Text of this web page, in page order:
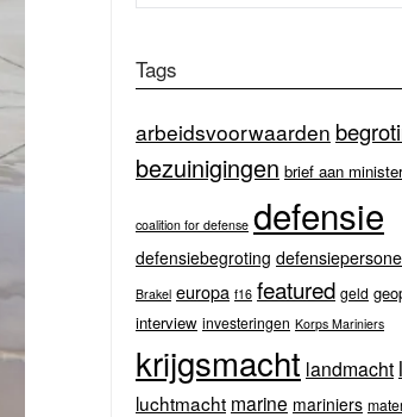
Tags
arbeidsvoorwaarden
bezuinigingen brief aan minister
coalition for defense defensie
defensiebegroting
Brakel europa f16 featured geld
interview investeringen Korps Mariniers
krijgsmacht landmacht
luchtmacht marine mariniers